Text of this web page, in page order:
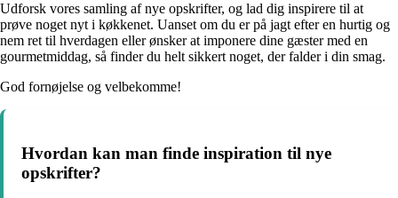
Udforsk vores samling af nye opskrifter, og lad dig inspirere til at
prøve noget nyt i køkkenet. Uanset om du er på jagt efter en hurtig og
nem ret til hverdagen eller ønsker at imponere dine gæster med en
gourmetmiddag, så finder du helt sikkert noget, der falder i din smag.
God fornøjelse og velbekomme!
Hvordan kan man finde inspiration til nye
opskrifter?